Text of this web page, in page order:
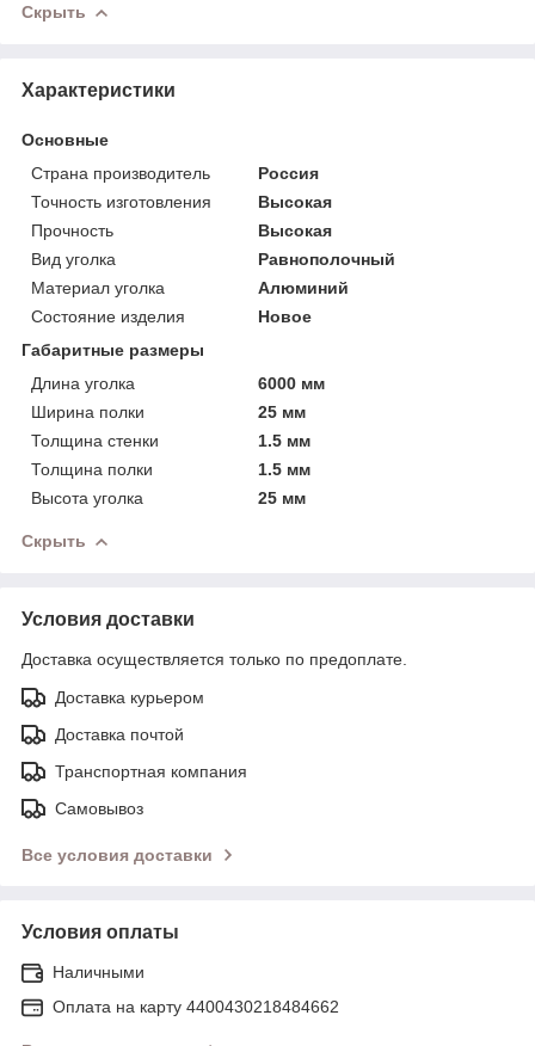
Скрыть
Характеристики
Основные
Страна производитель
Россия
Точность изготовления
Высокая
Прочность
Высокая
Вид уголка
Равнополочный
Материал уголка
Алюминий
Состояние изделия
Новое
Габаритные размеры
Длина уголка
6000 мм
Ширина полки
25 мм
Толщина стенки
1.5 мм
Толщина полки
1.5 мм
Высота уголка
25 мм
Скрыть
Условия доставки
Доставка осуществляется только по предоплате.
Доставка курьером
Доставка почтой
Транспортная компания
Самовывоз
Все условия доставки
Условия оплаты
Наличными
Оплата на карту 4400430218484662